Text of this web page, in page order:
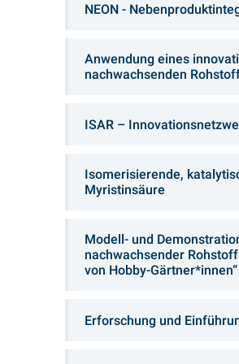
NEON -
Anwendung eines
nachwachsenden
ISAR –
Isomerisierende,
Myristinsäure
Modell- und
nachwachsender
von Hobby-
Erforschung und